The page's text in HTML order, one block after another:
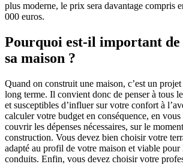
plus moderne, le prix sera davantage compris
000 euros.
Pourquoi est-il important
sa maison ?
Quand on construit une maison, c’est un
long terme. Il convient donc de penser à tous
et susceptibles d’influer sur votre confort à
calculer votre budget en conséquence, en
couvrir les dépenses nécessaires, sur le
construction. Vous devez bien choisir votre
adapté au profil de votre maison et viable pour
conduits. Enfin, vous devez choisir votre